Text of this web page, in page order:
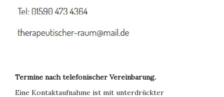
Termine nach telefonischer Vereinbarung.
Eine Kontaktaufnahme ist mit unterdrückter